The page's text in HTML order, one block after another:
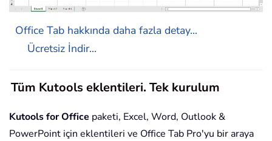
Office Tab hakkında daha fazla detay...
Ücretsiz İndir...
Tüm Kutools eklentileri. Tek kurulum
Kutools for Office paketi, Excel, Word, Outlook &
PowerPoint için eklentileri ve Office Tab Pro'yu bir araya